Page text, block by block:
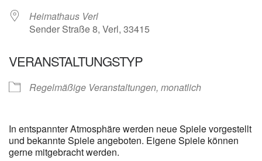
Heimathaus Verl
Sender Straße 8, Verl, 33415
VERANSTALTUNGSTYP
Regelmäßige Veranstaltungen, monatlich
In entspannter Atmosphäre werden neue Spiele vorgestellt
und bekannte Spiele angeboten. Eigene Spiele können
gerne mitgebracht werden.